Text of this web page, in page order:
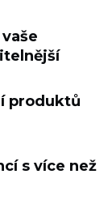
produktů
s více než